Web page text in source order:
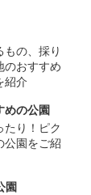
の、採り
のおすすめ
紹介
めの公園
たり！ピク
公園をご紹
園